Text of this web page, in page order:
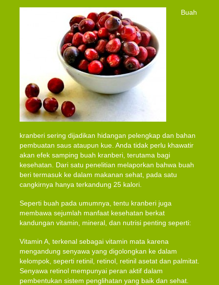
Buah
kranberi sering dijadikan hidangan pelengkap dan bahan
pembuatan saus ataupun kue. Anda tidak perlu khawatir
akan efek samping buah kranberi, terutama bagi
kesehatan. Dari satu penelitian melaporkan bahwa buah
beri termasuk ke dalam makanan sehat, pada satu
cangkirnya hanya terkandung 25 kalori.
Seperti buah pada umumnya, tentu kranberi juga
membawa sejumlah manfaat kesehatan berkat
kandungan vitamin, mineral, dan nutrisi penting seperti:
Vitamin A, terkenal sebagai vitamin mata karena
mengandung senyawa yang digolongkan ke dalam
kelompok, seperti retinil, retinol, retinil asetat dan palmitat.
Senyawa retinol mempunyai peran aktif dalam
pembentukan sistem penglihatan yang baik dan sehat.